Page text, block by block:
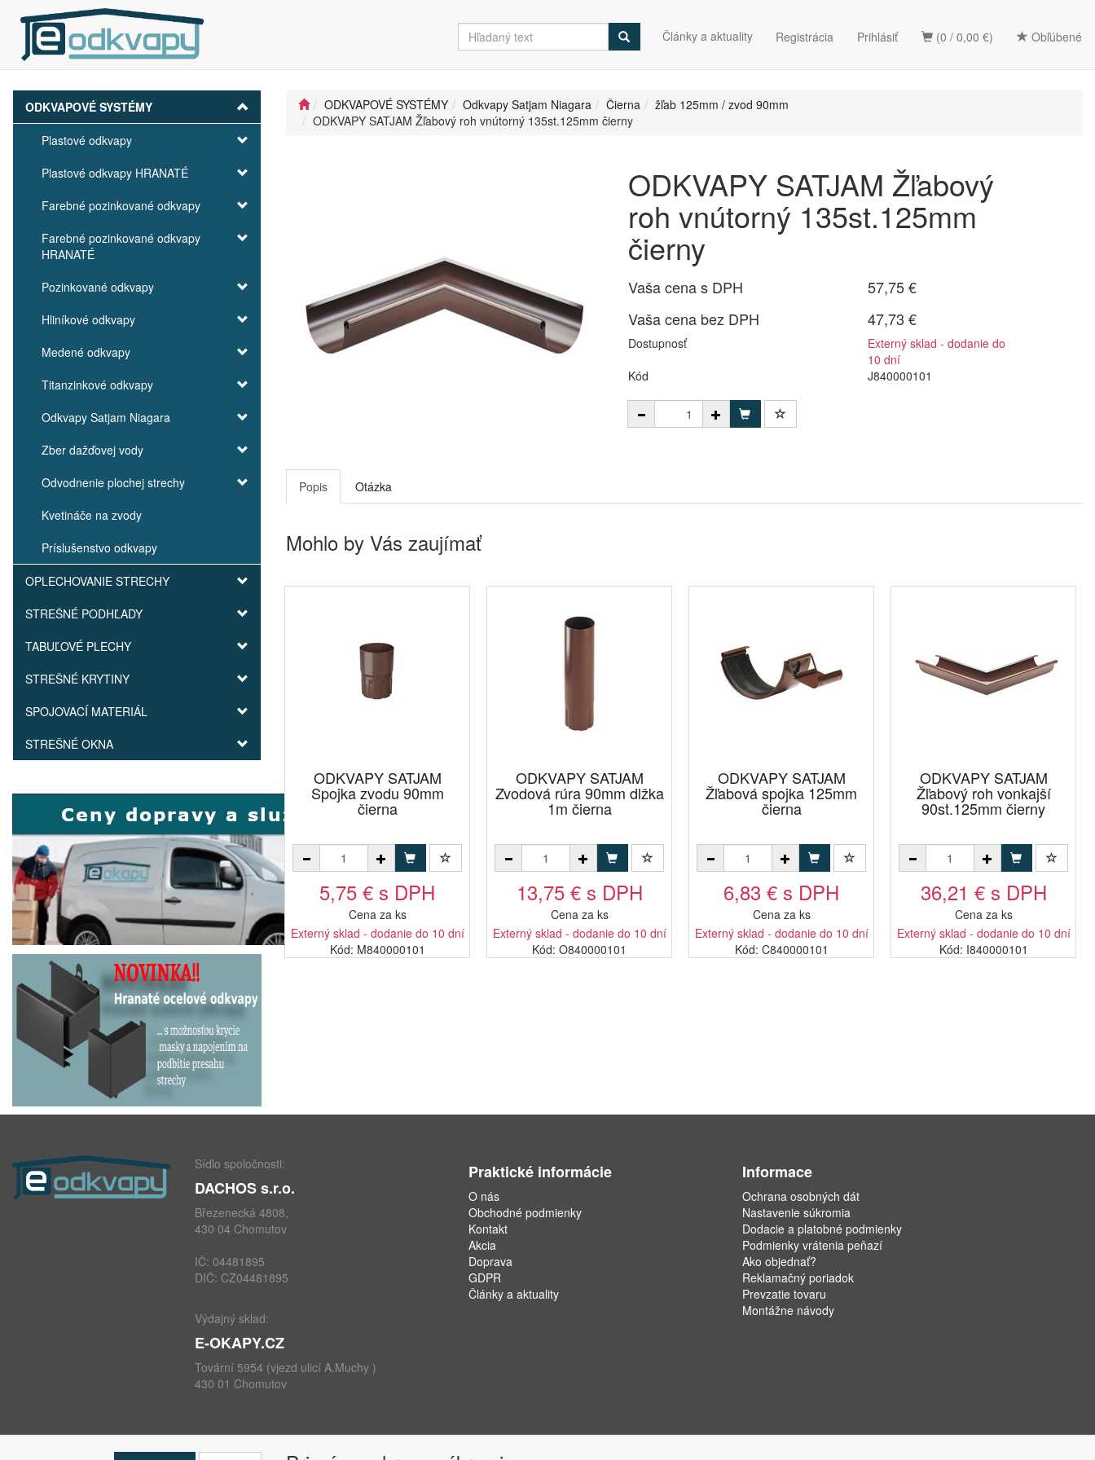
(0 / 0,00 €) Obľúbené
Články a aktuality Registrácia Prihlásiť
ODKVAPOVÉ SYSTÉMY
Plastové odkvapy
Plastové odkvapy HRANATÉ
Farebné pozinkované odkvapy
Farebné pozinkované odkvapy
HRANATÉ
Pozinkované odkvapy
Hliníkové odkvapy
Medené odkvapy
Titanzinkové odkvapy
Odkvapy Satjam Niagara
Zber dažďovej vody
Odvodnenie plochej strechy
Kvetináče na zvody
Príslušenstvo odkvapy
OPLECHOVANIE STRECHY
STREŠNÉ PODHĽADY
TABUĽOVÉ PLECHY
STREŠNÉ KRYTINY
SPOJOVACÍ MATERIÁL
STREŠNÉ OKNA
ODKVAPOVÉ SYSTÉMY Odkvapy Satjam Niagara Čierna
žľab 125mm / zvod 90mm
ODKVAPY SATJAM Žľabový roh vnútorný 135st.125mm čierny
ODKVAPY SATJAM Žľabový
roh vnútorný 135st.125mm
čierny
Vaša cena s DPH
57,75 €
Vaša cena bez DPH
47,73 €
Dostupnosť
Externý sklad - dodanie do
10 dní
Kód
J840000101
Popis Otázka
Mohlo by Vás zaujímať
ODKVAPY SATJAM
Spojka zvodu 90mm
čierna
5,75 € s DPH
Cena za ks
Externý sklad - dodanie do 10 dní
Kód: M840000101
ODKVAPY SATJAM
Zvodová rúra 90mm dlžka
1m čierna
13,75 € s DPH
Cena za ks
Externý sklad - dodanie do 10 dní
Kód: O840000101
ODKVAPY SATJAM
Žľabová spojka 125mm
čierna
6,83 € s DPH
Cena za ks
Externý sklad - dodanie do 10 dní
Kód: C840000101
ODKVAPY SATJAM
Žľabový roh vonkajší
90st.125mm čierny
36,21 € s DPH
Cena za ks
Externý sklad - dodanie do 10 dní
Kód: I840000101
Sídlo spoločnosti:
DACHOS s.r.o.
Březenecká 4808,
430 04 Chomutov
IČ: 04481895
DIČ: CZ04481895
Výdajný sklad:
E-OKAPY.CZ
Tovární 5954 (vjezd ulicí A.Muchy )
430 01 Chomutov
telefon: +420 724 693 604
Praktické informácie
O nás
Obchodné podmienky
Kontakt
Akcia
Doprava
GDPR
Články a aktuality
Informace
Ochrana osobných dát
Nastavenie súkromia
Dodacie a platobné podmienky
Podmienky vrátenia peňazí
Ako objednať?
Reklamačný poriadok
Prevzatie tovaru
Montážne návody